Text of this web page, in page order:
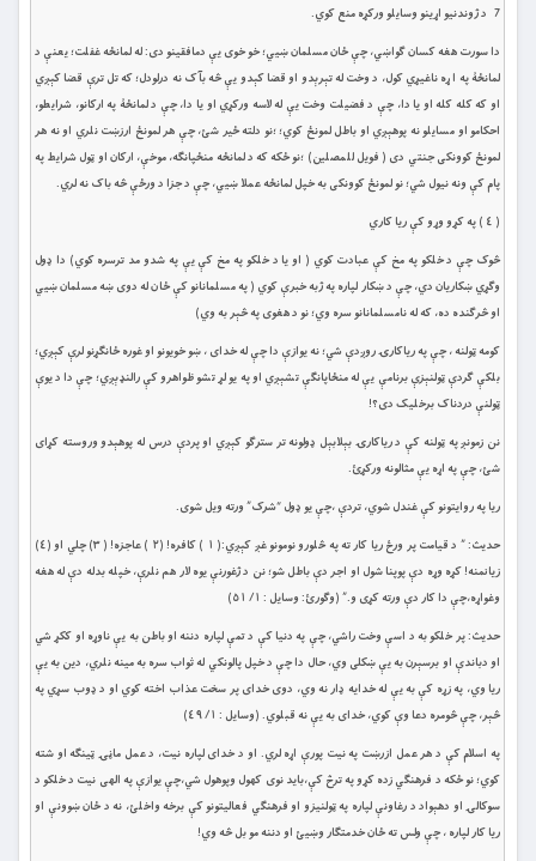
7 د ژوندنيو اړينو وسايلو وركړه منع كوي.
دا سورت هغه کسان ګواښي، چې ځان مسلمان ښيي؛ خو خوى يې دمافقينو دى: له لمانځه غفلت؛ يعنې د
لمانځۀ په ا ړه ناغيړي کول، د وخت له تېرېدو او قضا کېدو يې څه بآک نه درلودل؛ که تل ترې قضا کېږي
او که کله کله او يا دا، چې د فضيلت وخت يې له لاسه ورکړي او يا دا، چې د لمانځۀ په ارکانو، شرايطو،
احکامو او مسايلو نه پوهېږي او باطل لمونځ کوي؛ ؛نو دلته ځير شئ، چې هر لمونځ ارزښت نلري او نه هر
لمونځ کوونکى جنتي دى ( فويل للمصلين) ؛نو ځکه که د لمانځه منځپانګه، موخې، ارکان او ټول شرايط په
پام کې ونه نيول شي؛ نو لمونځ کوونکى به خپل لمانځه عملا ښيي، چې د جزا د ورځې څه باک نه لري.
( ٤ ) په کړو وړو کې ريا کاري
څوک چې د خلکو په مخ کې عبادت کوي ( او يا د خلکو په مخ کې يې په شدو مد ترسره کوي) دا ډول
وګړي ښکاريان دي، چې د ښکار لپاره په ژبه خبرې کوي ( په مسلمانانو کې ځان له دوى ښه مسلمان ښيي
او څرګنده ده، که له نامسلمانانو سره وي؛ نو د هغوى په څېر به وي)
کومه ټولنه ، چې په رياکارۍ روږدې شي؛ نه يوازې دا چې له خداى ، ښو خويونو او غوره ځانګړنو لرې کېږي؛
بلکې ګردې ټولنېزې برنامې يې له منځاپانګې تشېږي او په يو لړ تشو ظواهرو کې رالنډېږي؛ چې دا د يوې
ټولنې دردناک برخليک دى؟!
نن زمونږ په ټولنه کې د رياکارۍ بېلابېل ډولونه تر سترګو کېږي او پردې درس له پوهېدو وروسته کړاى
شئ، چې په اړه يې مثالونه ورکړئ.
ريا په روايتونو کې غندل شوي، تردې ،چې يو ډول “شرک” ورته ويل شوى.
حديث: ” د قيامت پر ورځ ريا کار ته په څلورو نومونو غږ کېږي:( ١ ) کافره! (٢ ) عاجزه! ( ٣) چلي او (٤)
زيانمنه! کړه وړه دې پوپنا شول او اجر دې باطل شو؛ نن د ژغورنې يوه لار هم نلرې، خپله بدله دې له هغه
وغواړه،چې دا کار دې ورته کړى و.” (وګورئ: وسايل : ١/ ٥١)
حديث: پر خلکو به د اسې وخت راشي، چې په دنيا کې د تمې لپاره دننه او باطن به يې ناوړه او ککړ شي
او دباندې او برسېرن به يې ښکلى وي، حال دا چې د خپل پالونکي له ثواب سره به مينه نلري، دين به يې
ريا وي، په زړه کې به يې له خدايه ډار نه وي، دوى خداى پر سخت عذاب اخته کوي او د ډوب سړي په
څېر، چې څومره دعا وې کوي، خداى به يې نه قبلوي. (وسايل : ١/ ٤٩)
په اسلام کې د هر عمل ازرښت په نيت پورې اړه لري. او د خداى لپاره نيت، د عمل ماڼۍ ټينګه او شته
کوي؛ نو ځکه د فرهنګي زده کړو په ترڅ کې،باید نوی کهول وپوهول شي،چې يوازې په الهى نيت د خلکو د
سوکالۍ او دهېواد د رغاونې لپاره په ټولنيزو او فرهنګي فعاليتونو کې برخه واخلئ، نه د ځان ښوونې او
ريا کار لپاره ، چې ولس ته ځان خدمتګار وښيئ او دننه مو بل څه وي!